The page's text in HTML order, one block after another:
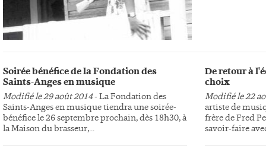
Soirée bénéfice de la Fondation des
Saints-Anges en musique
Modifié le 29 août 2014- La Fondation des
Saints-Anges en musique tiendra une soirée-
bénéfice le 26 septembre prochain, dès 18h30, à
la Maison du brasseur,...
De retour à
choix
Modifié le 22
artiste de
frère de Fred
savoir-faire